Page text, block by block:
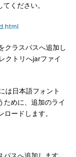
ください。
クラスパスへ追加し
クトリへjarファイ
は日本語フォント
ために、追加のライ
ードします。